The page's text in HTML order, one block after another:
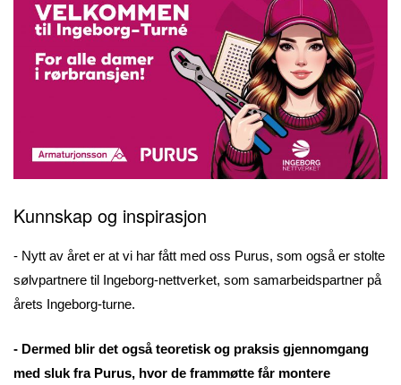
Kunnskap og inspirasjon
- Nytt av året er at vi har fått med oss Purus, som også er stolte
sølvpartnere til Ingeborg-nettverket, som samarbeidspartner på
årets Ingeborg-turne.
- Dermed blir det også teoretisk og praksis gjennomgang
med sluk fra Purus, hvor de frammøtte får montere